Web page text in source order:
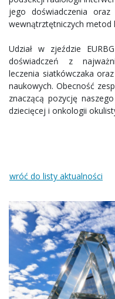
jego doświadczenia
wewnątrztętniczych metod
Udział w zjeździe
doświadczeń z
leczenia siatkówczaka
naukowych. Obecność
znaczącą pozycję
dziecięcej i onkologii
wróć do listy aktualności